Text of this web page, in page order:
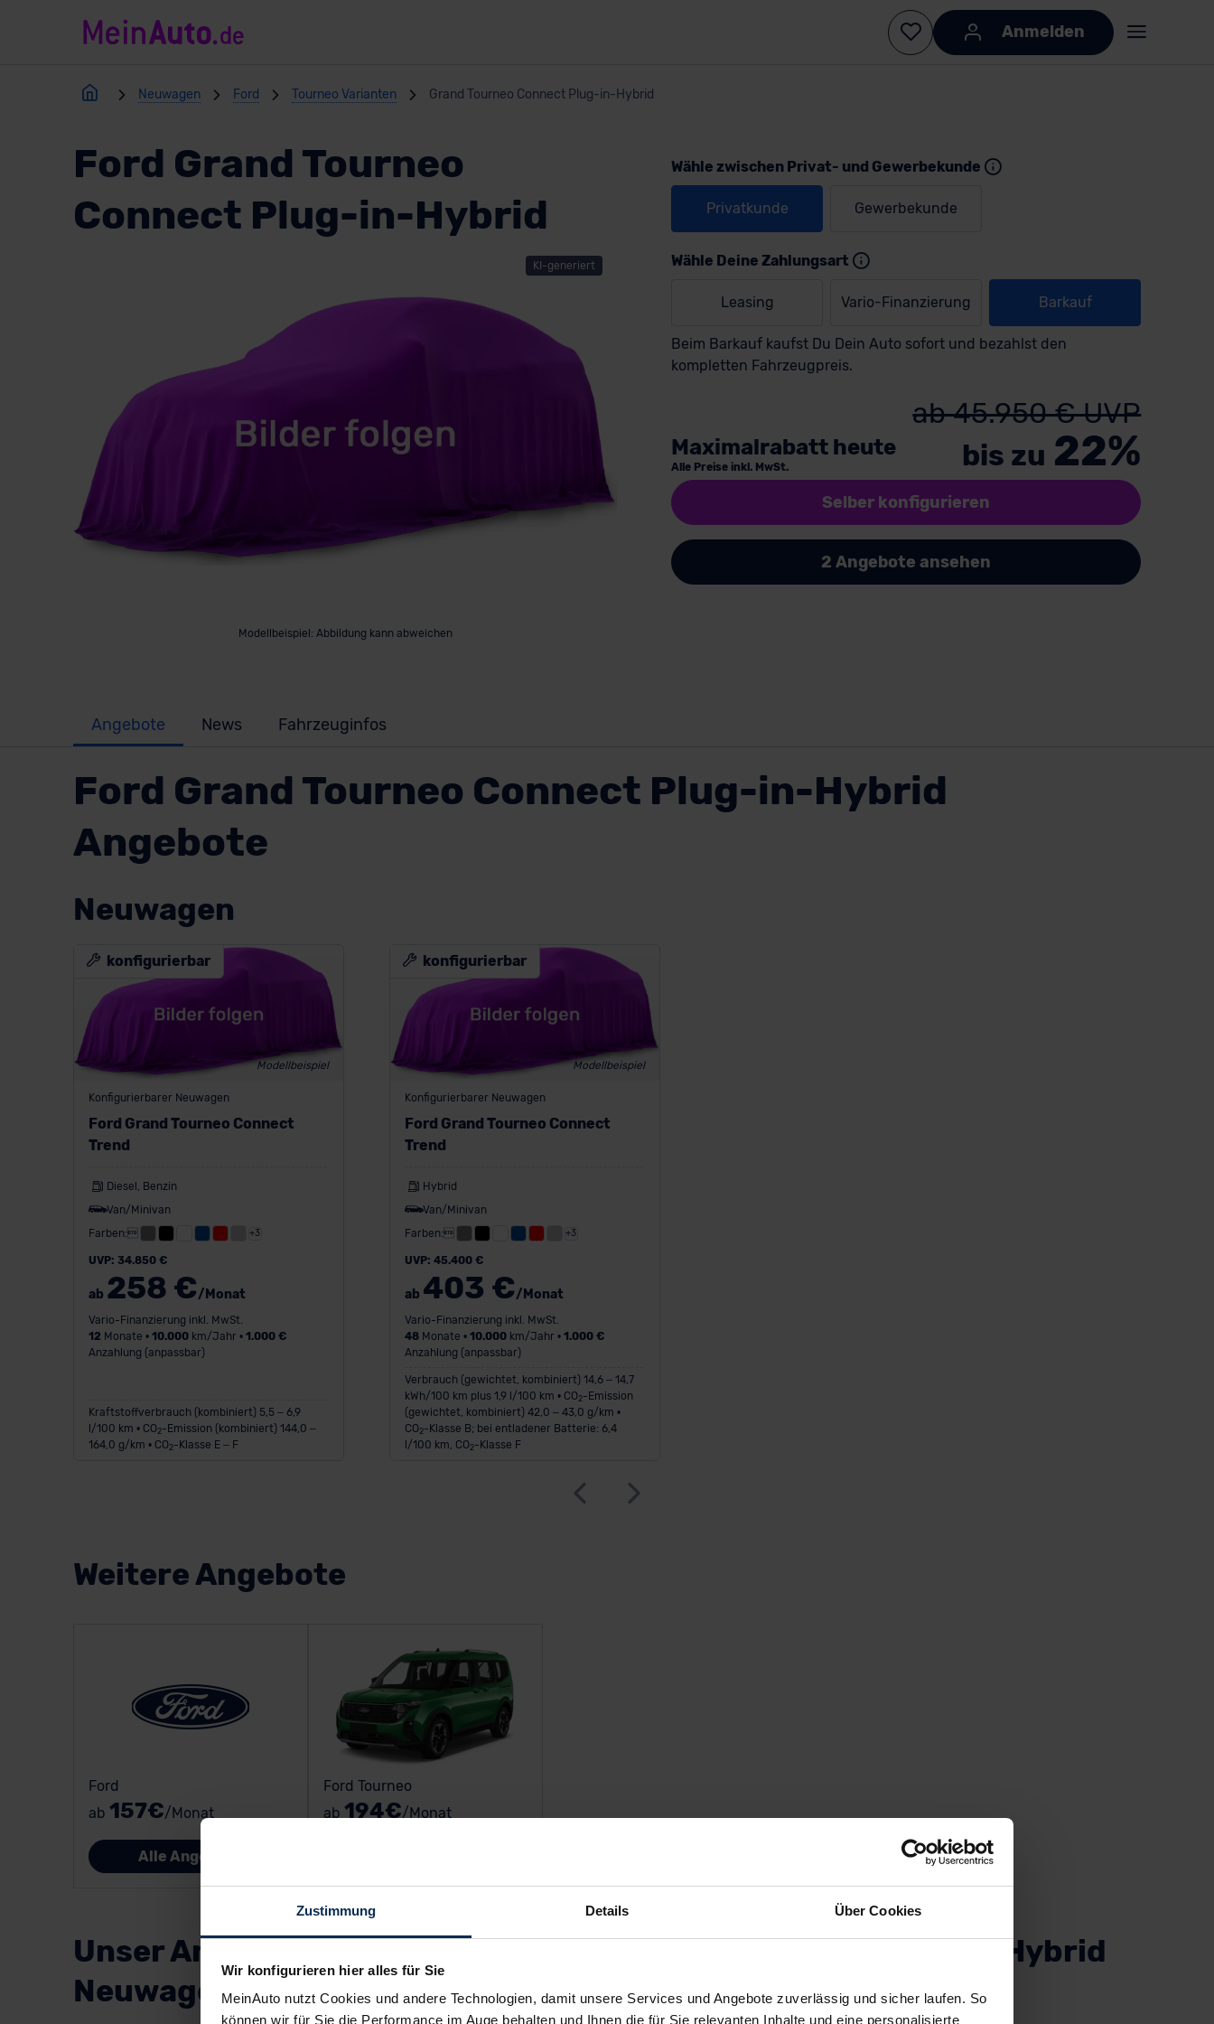
Zustimmung Details Über Cookies
Wir konfigurieren hier alles für Sie
MeinAuto nutzt Cookies und andere Technologien, damit unsere Services und Angebote zuverlässig und sicher laufen. So
können wir für Sie die Performance im Auge behalten und Ihnen die für Sie relevanten Inhalte und eine personalisierte
Anmelden
Neuwagen Ford Tourneo Varianten Grand Tourneo Connect Plug-in-Hybrid
Ford Grand Tourneo
Connect Plug-in-Hybrid
KI-generiert
Modellbeispiel: Abbildung kann abweichen
Wähle zwischen Privat- und Gewerbekunde
Privatkunde Gewerbekunde
Wähle Deine Zahlungsart
Leasing Vario-Finanzierung Barkauf
Beim Barkauf kaufst Du Dein Auto sofort und bezahlst den
kompletten Fahrzeugpreis.
Maximalrabatt heute
Alle Preise inkl. MwSt.
ab 45.950 € UVP
bis zu 22%
Selber konfigurieren
2 Angebote ansehen
Angebote News Fahrzeuginfos
Ford Grand Tourneo Connect Plug-in-Hybrid
Angebote
Neuwagen
Modellbeispiel
konfigurierbar
Konfigurierbarer Neuwagen
Ford Grand Tourneo Connect
Trend
Diesel, Benzin
Van/Minivan
Farben:
+3
UVP: 34.850 €
ab 258 €/Monat
Vario-Finanzierung inkl. MwSt.
12 Monate • 10.000km/Jahr • 1.000 €
Anzahlung (anpassbar)
Kraftstoffverbrauch (kombiniert) 5,5 – 6,9
l/100 km • CO2-Emission (kombiniert) 144,0 –
164,0 g/km • CO2-Klasse E – F
Modellbeispiel
konfigurierbar
Konfigurierbarer Neuwagen
Ford Grand Tourneo Connect
Trend
Hybrid
Van/Minivan
Farben:
+3
UVP: 45.400 €
ab 403 €/Monat
Vario-Finanzierung inkl. MwSt.
48Monate • 10.000km/Jahr • 1.000 €
Anzahlung (anpassbar)
Verbrauch (gewichtet, kombiniert) 14,6 – 14,7
kWh/100 km plus 1,9 l/100 km • CO2-Emission
(gewichtet, kombiniert) 42,0 – 43,0 g/km •
CO2-Klasse B; bei entladener Batterie: 6,4
l/100 km, CO2-Klasse F
Weitere Angebote
Ford
ab 157€/Monat
Alle Angebote
Ford Tourneo
ab 194€/Monat
Unser Angebot für den Ford Grand Tourneo Connect Plug-in-Hybrid
Neuwagen